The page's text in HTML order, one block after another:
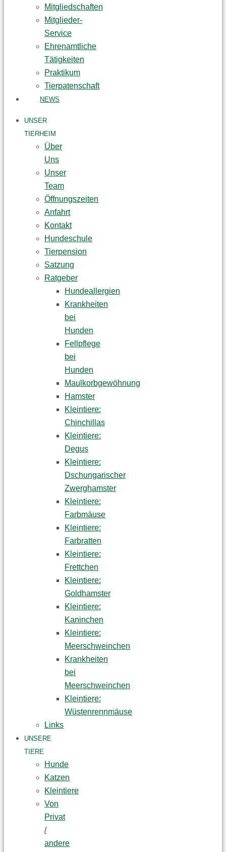
Mitgliedschaften
Mitglieder-
Service
Ehrenamtliche
Tätigkeiten
Praktikum
Tierpatenschaft
NEWS
UNSER
TIERHEIM
Über
Uns
Unser
Team
Öffnungszeiten
Anfahrt
Kontakt
Hundeschule
Tierpension
Satzung
Ratgeber
Hundeallergien
Krankheiten
bei
Hunden
Fellpflege
bei
Hunden
Maulkorbgewöhnung
Hamster
Kleintiere:
Chinchillas
Kleintiere:
Degus
Kleintiere:
Dschungarischer
Zwerghamster
Kleintiere:
Farbmäuse
Kleintiere:
Farbratten
Kleintiere:
Frettchen
Kleintiere:
Goldhamster
Kleintiere:
Kaninchen
Kleintiere:
Meerschweinchen
Krankheiten
bei
Meerschweinchen
Kleintiere:
Wüstenrennmäuse
Links
UNSERE
TIERE
Hunde
Katzen
Kleintiere
Von
Privat
/
andere